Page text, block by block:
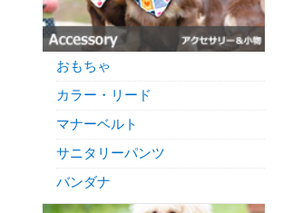
おもちゃ
カラー・リード
マナーベルト
サニタリーパンツ
バンダナ